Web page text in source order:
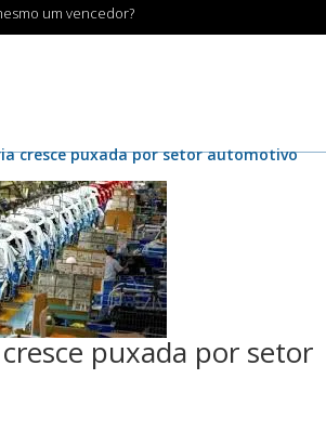
um vencedor?
cresce puxada por setor automotivo
puxada por setor